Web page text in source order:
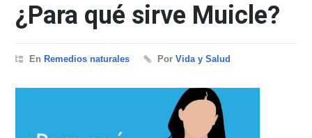
¿Para qué sirve Muicle?
En Remedios naturales PorVida y Salud